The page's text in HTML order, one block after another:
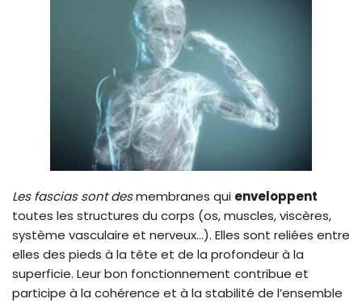
Les fascias sont desmembranes qui enveloppent
toutes les structures du corps (os, muscles, viscères,
système vasculaire et nerveux…). Elles sont reliées entre
elles des pieds à la tête et de la profondeur à la
superficie. Leur bon fonctionnement contribue et
participe à la cohérence et à la stabilité de l’ensemble